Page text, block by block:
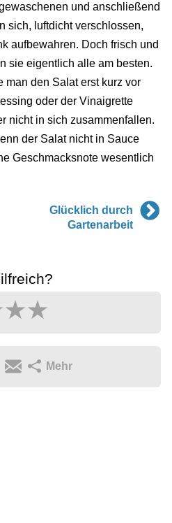
und anschließend
sich, luftdicht verschlossen,
aufbewahren. Doch frisch und
sie eigentlich alle am besten.
man den Salat erst kurz vor
oder der Vinaigrette
nicht in sich zusammenfallen.
der Salat nicht in Sauce
Geschmacksnote wesentlich
Glücklich durch
Gartenarbeit
Mehr